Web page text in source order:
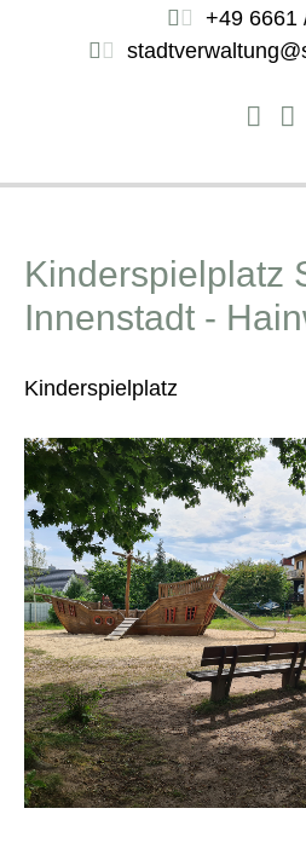
+49 6661
Kinderspielplatz
Innenstadt -
Kinderspielplatz